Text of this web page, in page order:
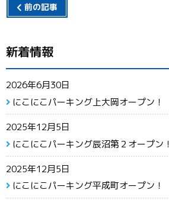
前の記事
新着情報
2026年6月30日
にこにこパーキング上大岡オープン！
2025年12月5日
にこにこパーキング辰沼第２オープン！
2025年12月5日
にこにこパーキング平成町オープン！